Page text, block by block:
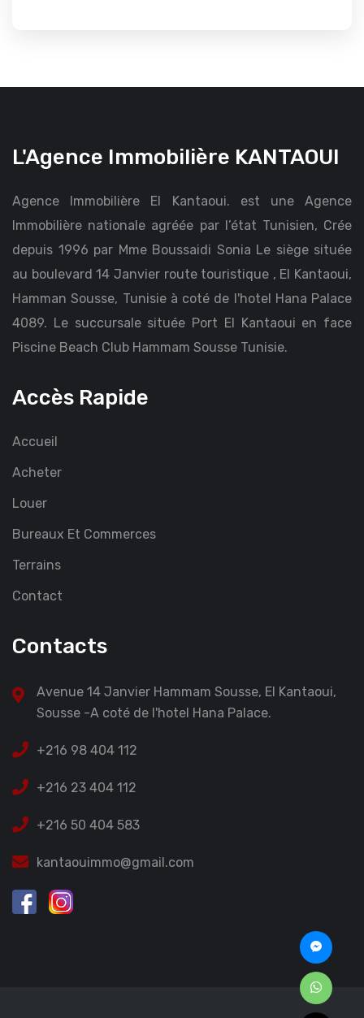
L'Agence Immobilière KANTAOUI
Agence Immobilière El Kantaoui. est une Agence
Immobilière nationale agréée par l’état Tunisien, Crée
depuis 1996 par Mme Boussaidi Sonia Le siège située
au boulevard 14 Janvier route touristique , El Kantaoui,
Hamman Sousse, Tunisie à coté de l'hotel Hana Palace
4089. Le succursale située Port El Kantaoui en face
Piscine Beach Club Hammam Sousse Tunisie.
Accès Rapide
Accueil
Acheter
Louer
Bureaux Et Commerces
Terrains
Contact
Contacts
Avenue 14 Janvier Hammam Sousse, El Kantaoui,
Sousse -A coté de l'hotel Hana Palace.
+216 98 404 112
+216 23 404 112
+216 50 404 583
kantaouimmo@gmail.com